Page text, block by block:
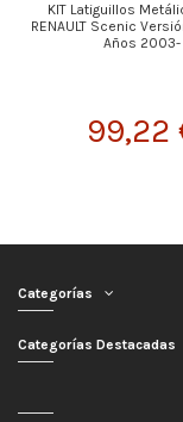
KIT Latiguillos
RENAULT Scenic
Años 2003-
99,22
Categorías
Categorías Destacadas